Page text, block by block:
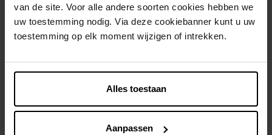
van de site. Voor alle andere soorten cookies hebben we
uw toestemming nodig. Via deze cookiebanner kunt u uw
toestemming op elk moment wijzigen of intrekken.
Alles toestaan
Aanpassen